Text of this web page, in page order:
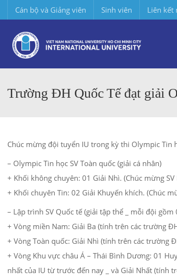
Cán bộ và Giảng viên Sinh viên Liên kết
Trường ĐH Quốc Tế đạt giải
Chúc mừng đội tuyển IU trong kỳ thi Olympic Tin
– Olympic Tin học SV Toàn quốc (giải cá nhân)
+ Khối không chuyên: 01 Giải Nhì. (Chúc mừng SV
+ Khối chuyên Tin: 02 Giải Khuyến khích. (Chúc
– Lập trình SV Quốc tế (giải tập thể _ mỗi đội gồm
+ Vòng miền Nam: Giải Ba (tính trên các trường
+ Vòng Toàn quốc: Giải Nhì (tính trên các trường
+ Vòng Khu vực châu Á – Thái Bình Dương: 01
nhất của IU từ trước đến nay _ và Giải Nhất (tính